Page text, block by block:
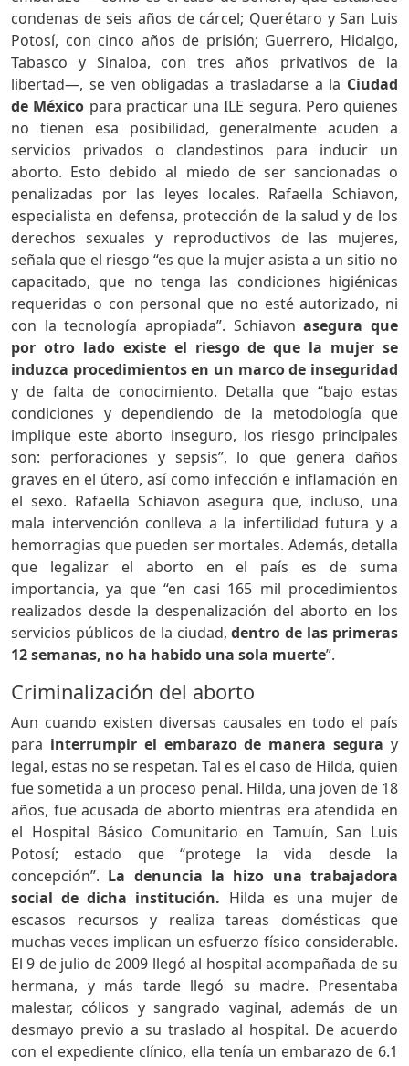
condenas de seis años de cárcel; Querétaro y San Luis
Potosí, con cinco años de prisión; Guerrero, Hidalgo,
Tabasco y Sinaloa, con tres años privativos de la
libertad—, se ven obligadas a trasladarse a la Ciudad
de México para practicar una ILE segura. Pero quienes
no tienen esa posibilidad, generalmente acuden a
servicios privados o clandestinos para inducir un
aborto. Esto debido al miedo de ser sancionadas o
penalizadas por las leyes locales. Rafaella Schiavon,
especialista en defensa, protección de la salud y de los
derechos sexuales y reproductivos de las mujeres,
señala que el riesgo “es que la mujer asista a un sitio no
capacitado, que no tenga las condiciones higiénicas
requeridas o con personal que no esté autorizado, ni
con la tecnología apropiada”. Schiavon asegura que
por otro lado existe el riesgo de que la mujer se
induzca procedimientos en un marco de inseguridad
y de falta de conocimiento. Detalla que “bajo estas
condiciones y dependiendo de la metodología que
implique este aborto inseguro, los riesgo principales
son: perforaciones y sepsis”, lo que genera daños
graves en el útero, así como infección e inflamación en
el sexo. Rafaella Schiavon asegura que, incluso, una
mala intervención conlleva a la infertilidad futura y a
hemorragias que pueden ser mortales. Además, detalla
que legalizar el aborto en el país es de suma
importancia, ya que “en casi 165 mil procedimientos
realizados desde la despenalización del aborto en los
servicios públicos de la ciudad,dentro de las primeras
12 semanas, no ha habido una sola muerte”.
Criminalización del aborto
Aun cuando existen diversas causales en todo el país
para interrumpir el embarazo de manera segura y
legal, estas no se respetan. Tal es el caso de Hilda, quien
fue sometida a un proceso penal. Hilda, una joven de 18
años, fue acusada de aborto mientras era atendida en
el Hospital Básico Comunitario en Tamuín, San Luis
Potosí; estado que “protege la vida desde la
concepción”. La denuncia la hizo una trabajadora
social de dicha institución. Hilda es una mujer de
escasos recursos y realiza tareas domésticas que
muchas veces implican un esfuerzo físico considerable.
El 9 de julio de 2009 llegó al hospital acompañada de su
hermana, y más tarde llegó su madre. Presentaba
malestar, cólicos y sangrado vaginal, además de un
desmayo previo a su traslado al hospital. De acuerdo
con el expediente clínico, ella tenía un embarazo de 6.1